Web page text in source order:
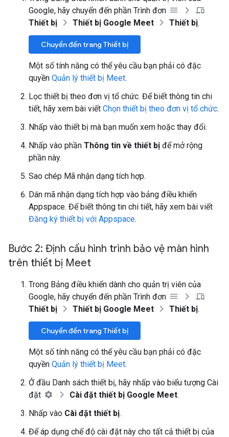
Google, hãy chuyển đến phần Trình đơn
Thiết bị
Thiết bị Google Meet Thiết bị.
Chuyển đến trang Thiết bị
Một số tính năng có thể yêu cầu bạn phải có đặc
quyền Quản lý thiết bị Meet.
Lọc thiết bị theo đơn vị tổ chức. Để biết thông tin chi
tiết, hãy xem bài viết Chọn thiết bị theo đơn vị tổ chức.
Nhấp vào thiết bị mà bạn muốn xem hoặc thay đổi.
Nhấp vào phần Thông tin về thiết bị để mở rộng
phần này.
Sao chép Mã nhận dạng tích hợp.
Dán mã nhận dạng tích hợp vào bảng điều khiển
Appspace. Để biết thông tin chi tiết, hãy xem bài viết
Đăng ký thiết bị với Appspace.
Bước 2: Định cấu hình trình bảo vệ màn hình
trên thiết bị Meet
Trong Bảng điều khiển dành cho quản trị viên của
Google, hãy chuyển đến phần Trình đơn
Thiết bị
Thiết bị Google Meet Thiết bị.
Chuyển đến trang Thiết bị
Một số tính năng có thể yêu cầu bạn phải có đặc
quyền Quản lý thiết bị Meet.
Ở đầu Danh sách thiết bị, hãy nhấp vào biểu tượng Cài
đặt
Cài đặt thiết bị Google Meet.
Nhấp vào Cài đặt thiết bị.
Để áp dụng chế độ cài đặt này cho tất cả thiết bị của